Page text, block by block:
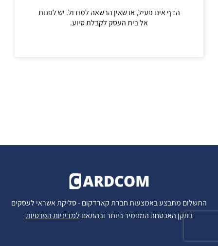
הדף אינו פעיל, או שאין הרשאה למודול. יש לפנות
אל בית העסק לקבלת סיוע.
התשלום מתבצע באמצעות חברת קארדקום - סליקת אשראי לעסקים
בתקן האבטחה המחמיר ביותר ובהתאם למדיניות הפרטיות